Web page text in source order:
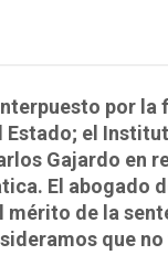
por la
Estado; el
Gajardo en
El abogado
mérito de la
que